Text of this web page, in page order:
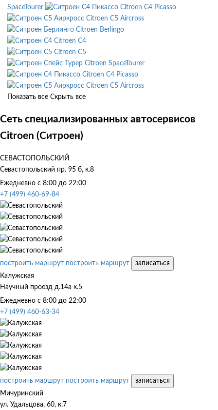
SpaceTourer
Citroen C4 Picasso
Citroen C5 Aircross
Citroen Berlingo
Citroen C4
Citroen C5
Citroen SpaceTourer
Citroen C4 Picasso
Citroen C5 Aircross
Показать все Скрыть все
Сеть специализированных автосервисов
Citroen (Ситроен)
СЕВАСТОПОЛЬСКИЙ
Севастопольский пр. 95 б, к.8
Ежедневно с 8:00 до 22:00
+7 (499) 460-69-84
построить маршрут построить маршрут
записаться
Калужская
Научный проезд д.14а к.5
Ежедневно с 8:00 до 22:00
+7 (499) 460-63-34
построить маршрут построить маршрут
записаться
Мичуринский
ул. Удальцова, 60, к.7